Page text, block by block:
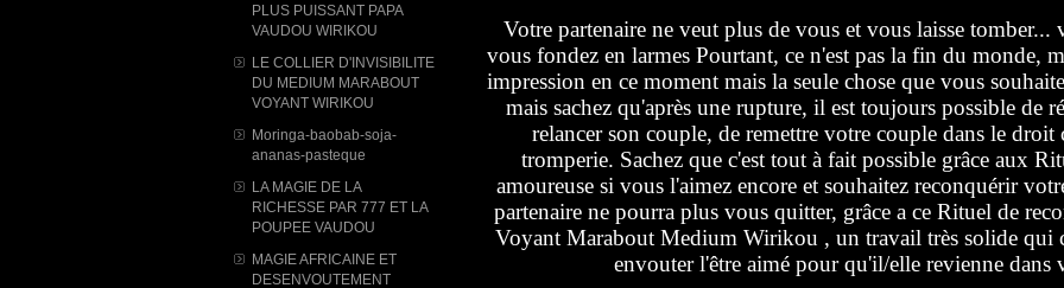
PLUS PUISSANT PAPA
VAUDOU WIRIKOU
LE COLLIER D'INVISIBILITE
DU MEDIUM MARABOUT
VOYANT WIRIKOU
Moringa-baobab-soja-
ananas-pasteque
LA MAGIE DE LA
RICHESSE PAR 777 ET LA
POUPEE VAUDOU
MAGIE AFRICAINE ET
DESENVOUTEMENT
Votre partenaire ne veut plus de vous et vous laisse tomber...
vous fondez en larmes Pourtant, ce n'est pas la fin du monde,
impression en ce moment mais la seule chose que vous
mais sachez qu'après une rupture, il est toujours possible de
relancer son couple, de remettre votre couple dans le droit
tromperie. Sachez que c'est tout à fait possible grâce aux
amoureuse si vous l'aimez encore et souhaitez reconquérir
partenaire ne pourra plus vous quitter, grâce a ce Rituel de
Voyant Marabout Medium Wirikou , un travail très solide qui
envouter l'être aimé pour qu'il/elle revienne dans